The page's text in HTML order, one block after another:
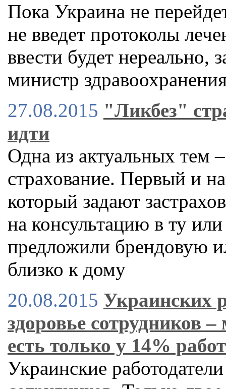
Пока Украина не
не введет протоколы
ввести будет нереально,
министр
27.08.2015 "Ликбез"
идти
Одна из актуальных тем
страхование. Первый и
который задают
на консультацию в ту
предложили брендовую
близко к дому
20.08.2015 Украинских
здоровье сотрудников
есть только у 14%
Украинские